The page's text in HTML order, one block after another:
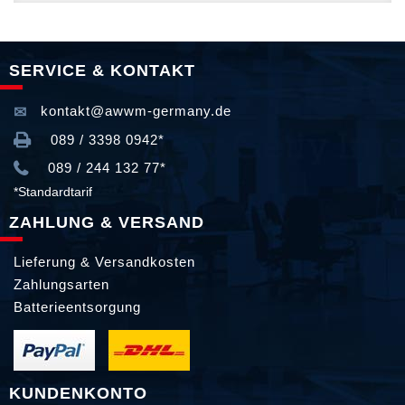
SERVICE & KONTAKT
kontakt@awwm-germany.de
089 / 3398 0942*
089 / 244 132 77*
*Standardtarif
ZAHLUNG & VERSAND
Lieferung & Versandkosten
Zahlungsarten
Batterieentsorgung
KUNDENKONTO